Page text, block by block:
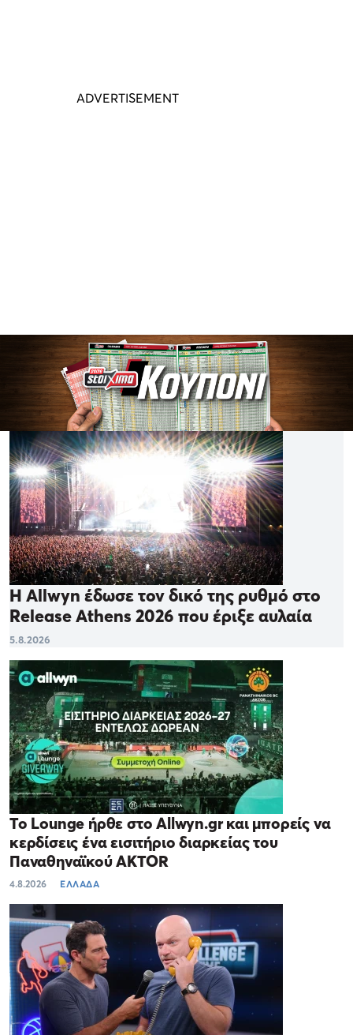
Η Allwyn έδωσε τον δικό της ρυθμό στο
Release Athens 2026 που έριξε αυλαία
5.8.2026
Το Lounge ήρθε στο Allwyn.gr και μπορείς να
κερδίσεις ένα εισιτήριο διαρκείας του
Παναθηναϊκού AKTOR
4.8.2026 ΕΛΛΑΔΑ